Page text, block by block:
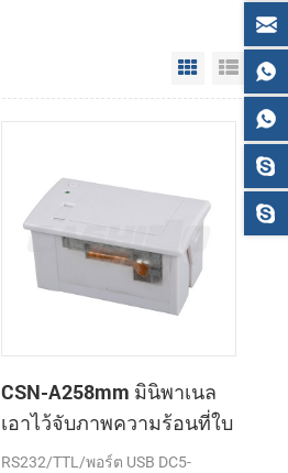
Grid View
List
CSN-A258mm มินิพาเนล
เอาไว้จับภาพความร้อนที่ใบ
เสร็จของเครื่องพิมพ์
RS232/TTL/พอร์ต USB DC5-